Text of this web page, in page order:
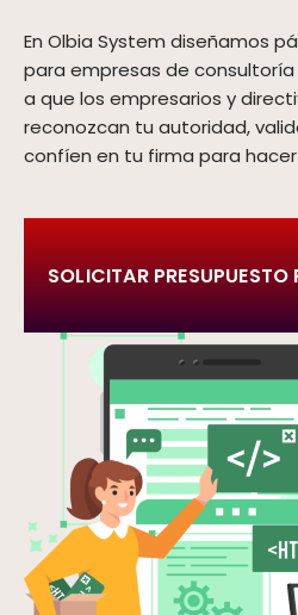
En Olbia System diseñamos
para empresas de
a que los empresarios y
reconozcan tu autoridad,
confíen en tu firma para
SOLICITAR PRESUPUESTO